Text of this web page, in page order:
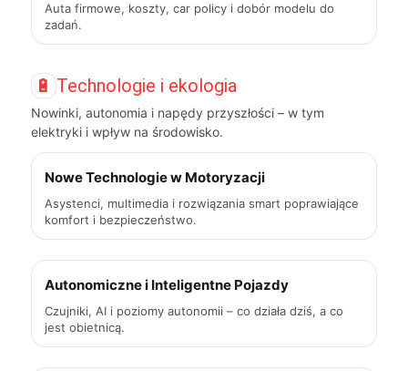
Auta firmowe, koszty, car policy i dobór modelu do
zadań.
🔋 Technologie i ekologia
Nowinki, autonomia i napędy przyszłości – w tym
elektryki i wpływ na środowisko.
Nowe Technologie w Motoryzacji
Asystenci, multimedia i rozwiązania smart poprawiające
komfort i bezpieczeństwo.
Autonomiczne i Inteligentne Pojazdy
Czujniki, AI i poziomy autonomii – co działa dziś, a co
jest obietnicą.